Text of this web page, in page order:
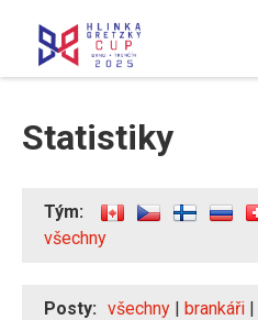
Statistiky
Tým:
všechny
Posty: všechny | brankáři |